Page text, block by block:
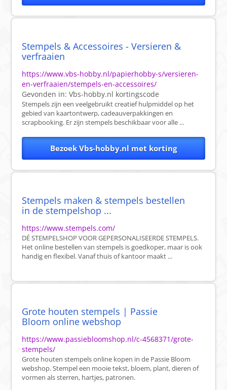
Stempels & Accessoires - Versieren &
verfraaien
https://www.vbs-hobby.nl/papierhobby-s/versieren-
en-verfraaien/stempels-en-accessoires/
Gevonden in:Vbs-hobby.nl kortingscode
Stempels zijn een veelgebruikt creatief hulpmiddel op het
gebied van kaartontwerp, cadeauverpakkingen en
scrapbooking. Er zijn stempels beschikbaar voor alle ...
Bezoek Vbs-hobby.nl met korting
Stempels maken & stempels bestellen
in de stempelshop ...
https://www.stempels.com/
DÉ STEMPELSHOP VOOR GEPERSONALISEERDE STEMPELS.
Het online bestellen van stempels is goedkoper, maar is ook
handig en flexibel. Vanaf thuis of kantoor maakt ...
Grote houten stempels | Passie
Bloom online webshop
https://www.passiebloomshop.nl/c-4568371/grote-
stempels/
Grote houten stempels online kopen in de Passie Bloom
webshop. Stempel een mooie tekst, bloem, plant, dieren of
vormen als sterren, hartjes, patronen.